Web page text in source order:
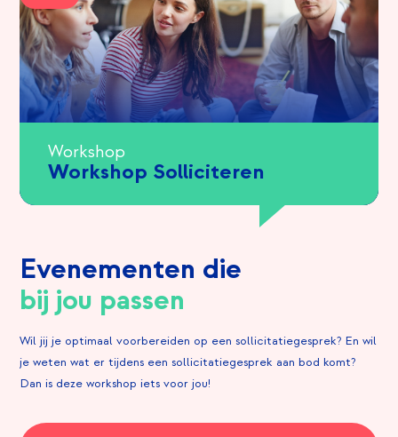
Workshop
Workshop Solliciteren
Evenementen die
bij jou passen
Wil jij je optimaal voorbereiden op een sollicitatiegesprek? En wil
je weten wat er tijdens een sollicitatiegesprek aan bod komt?
Dan is deze workshop iets voor jou!